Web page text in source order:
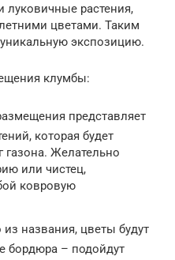
луковичные растения,
цветами. Таким
экспозицию.
клумбы:
представляет
которая будет
газона. Желательно
или чистец,
ковровую
названия, цветы будут
бордюра – подойдут